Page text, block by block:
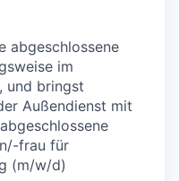
abgeschlossene
im
und bringst
Außendienst mit
frau für
(m/w/d)